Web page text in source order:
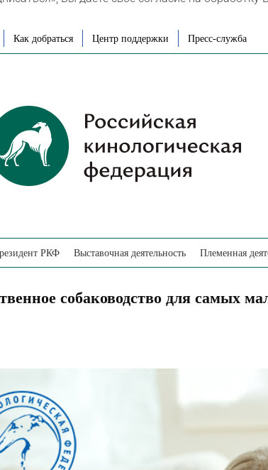
Как добраться Центр поддержки Пресс-служба
РКФ Выставочная деятельность Племенная
собаководство для самых